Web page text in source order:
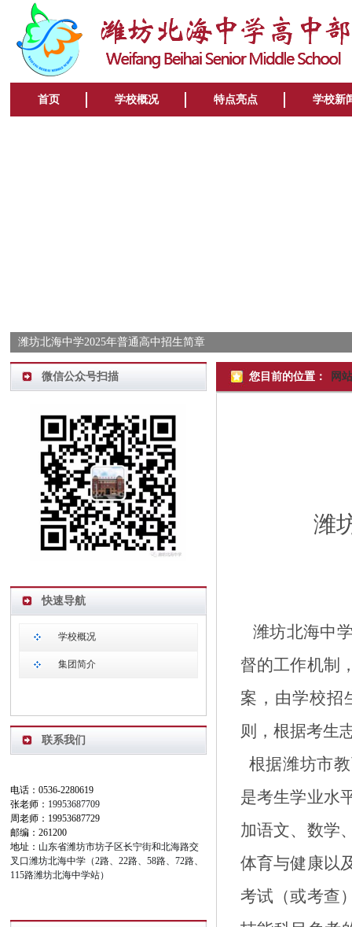
首页 学校概况 特点亮点 学校新
潍坊北海中学2025年普通高中招生简章
您目前的位置： 网
潍
潍坊北海中
督的工作机制
案，由学校招
则，根据考生
根据潍坊市
是考生学业水
加语文、数学
体育与健康以
考试（或考查
微信公众号扫描
快速导航
学校概况
集团简介
联系我们
电话：0536-2280619
张老师： 19953687709
周老师：19953687729
邮编：261200
地址： 山东省潍坊市坊子区长宁街和北海路交
叉口潍坊北海中学（2路、22路、58路、72路、
115路潍坊北海中学站）